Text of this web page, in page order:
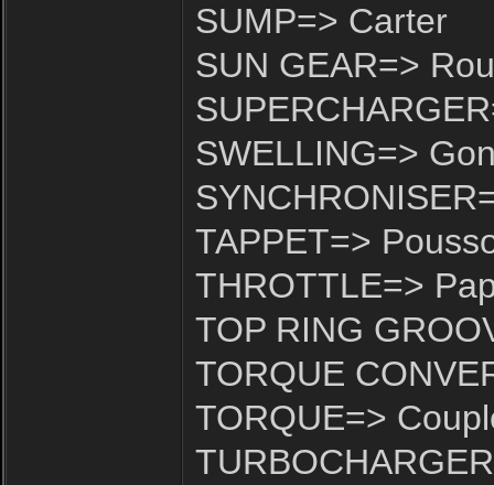
SUMP=> Carter
SUN GEAR=>
SWELLING=>
TAPPET=>
THROTTLE=>
TOP RING
TORQUE
TORQUE=>